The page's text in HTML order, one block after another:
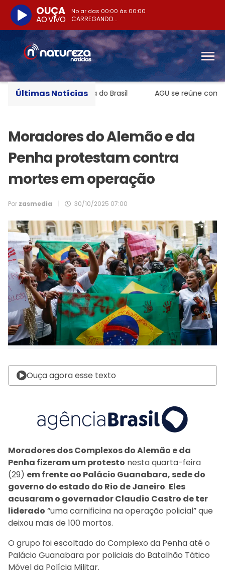
No ar das 00:00 às 00:00
CARREGANDO...
OUÇA
AO VIVO
Últimas Notícias
paralímpica do Brasil AGU se reúne com
Moradores do Alemão e da
Penha protestam contra
mortes em operação
Por zasmedia 30/10/2025 07:00
Ouça agora esse texto
Moradores dos Complexos do Alemão e da
Penha fizeram um protesto nesta quarta-feira
(29) em frente ao Palácio Guanabara, sede do
governo do estado do Rio de Janeiro. Eles
acusaram o governador Claudio Castro de ter
liderado “uma carnificina na operação policial” que
deixou mais de 100 mortos.
O grupo foi escoltado do Complexo da Penha até o
Palácio Guanabara por policiais do Batalhão Tático
Móvel da Polícia Militar.